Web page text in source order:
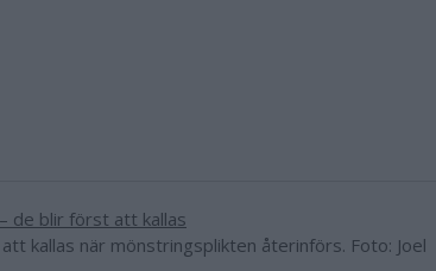
kallas när mönstringsplikten återinförs. Foto: Joel